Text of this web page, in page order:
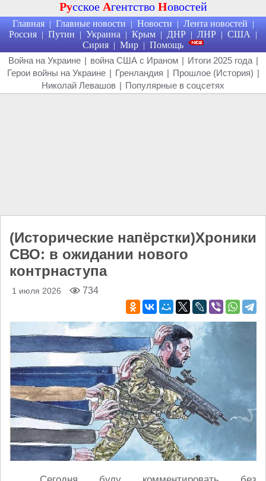
Русское Агентство Новостей
Главная | Главные новости | Новости | Лента новостей |
Россия | Путин | Украина | Крым | ДНР | ЛНР | США |
Сирия | Мир | Помощь
Война на Украине | война США с Ираном | Итоги 2025 года |
Герои войны на Украине | Гренландия | Прошлое (История) |
Николай Левашов | Популярные в соцсетях
(Исторические напёрстки)Хроники
СВО: в ожидании нового
контрнаступа
1 июля 2026 734